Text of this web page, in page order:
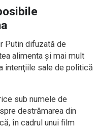
Putin difuzată de
alimenta şi mai mult
intenţiile sale de politică
sub numele de
destrămarea din
în cadrul unui film